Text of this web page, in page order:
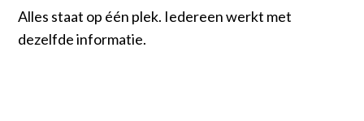
Alles staat op één plek. Iedereen werkt met
dezelfde informatie.